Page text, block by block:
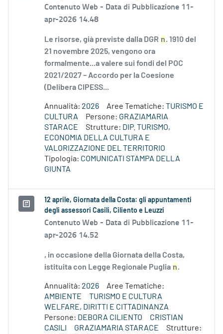
Contenuto Web - Data di Pubblicazione 11-
apr-2026 14.48
Le risorse, già previste dalla DGR n. 1910 del
21 novembre 2025, vengono ora
formalmente...a valere sui fondi del POC
2021/2027 – Accordo per la Coesione
(Delibera CIPESS...
Annualità: 2026 Aree Tematiche: TURISMO E
CULTURA
Persone: GRAZIAMARIA
STARACE
Strutture: DIP. TURISMO,
ECONOMIA DELLA CULTURA E
VALORIZZAZIONE DEL TERRITORIO
Tipologia: COMUNICATI STAMPA DELLA
GIUNTA
12 aprile, Giornata della Costa: gli appuntamenti
degli assessori Casili, Ciliento e Leuzzi
Contenuto Web - Data di Pubblicazione 11-
apr-2026 14.52
, in occasione della Giornata della Costa,
istituita con Legge Regionale Puglia n.
Annualità: 2026
Aree Tematiche:
AMBIENTE
TURISMO E CULTURA
WELFARE, DIRITTI E CITTADINANZA
Persone: DEBORA CILIENTO
CRISTIAN
CASILI
GRAZIAMARIA STARACE
Strutture: